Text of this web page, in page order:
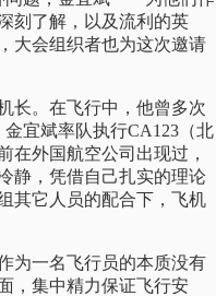
刻了解，以及流利的英
大会组织者也为这次邀请
长。在飞行中，他曾多次
宜斌率队执行CA123（北
在外国航空公司出现过，
静，凭借自己扎实的理论
其它人员的配合下，飞机
为一名飞行员的本质没有
，集中精力保证飞行安